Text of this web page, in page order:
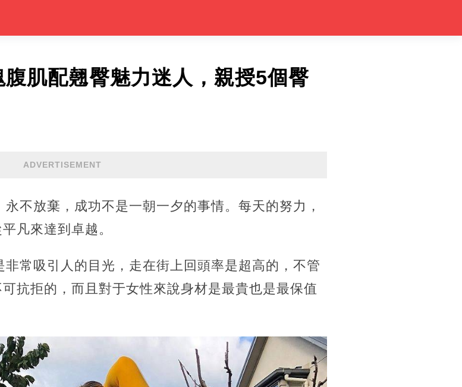
肌配翹臀魅力迷人，親授5個臀
ADVERTISEMENT
不放棄，成功不是一朝一夕的事情。每天的努力，
凡來達到卓越。
常吸引人的目光，走在街上回頭率是超高的，不管
抗拒的，而且對于女性來說身材是最貴也是最保值